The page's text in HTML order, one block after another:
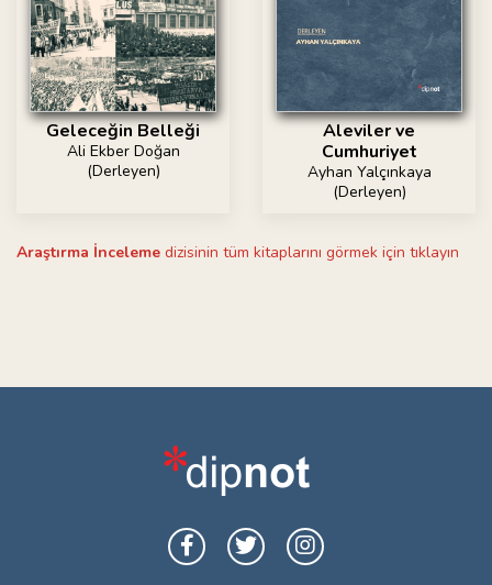
Geleceğin Belleği
Ali Ekber Doğan
(Derleyen)
Aleviler ve
Cumhuriyet
Ayhan Yalçınkaya
(Derleyen)
Araştırma İnceleme dizisinin tüm kitaplarını görmek için tıklayın